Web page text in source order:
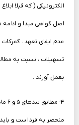
الکترونیکی ( که قبلا
اصل گواهی مبدا و
عدم ایفای تعهد ،
تسهیلات ، نسبت به
بعمل آورند .
منحصر به فرد است و